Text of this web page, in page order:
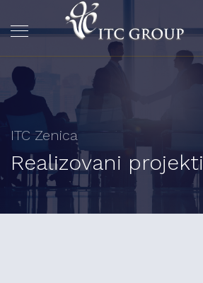
ITC Zenica
Realizovani projekti